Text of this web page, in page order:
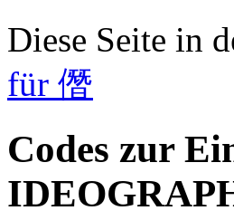
Diese Seite in
für 僭
Codes zur